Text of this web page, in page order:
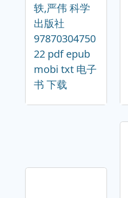
轶,严伟 科学
出版社
97870304750
22 pdf epub
mobi txt 电子
书 下载